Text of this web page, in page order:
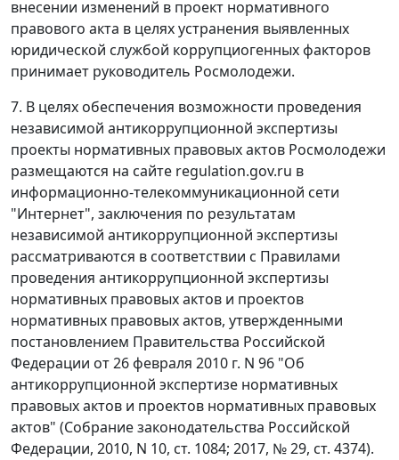
внесении изменений в проект нормативного
правового акта в целях устранения выявленных
юридической службой коррупциогенных факторов
принимает руководитель Росмолодежи.
7. В целях обеспечения возможности проведения
независимой антикоррупционной экспертизы
проекты нормативных правовых актов Росмолодежи
размещаются на сайте regulation.gov.ru в
информационно-телекоммуникационной сети
"Интернет", заключения по результатам
независимой антикоррупционной экспертизы
рассматриваются в соответствии с Правилами
проведения антикоррупционной экспертизы
нормативных правовых актов и проектов
нормативных правовых актов, утвержденными
постановлением Правительства Российской
Федерации от 26 февраля 2010 г. N 96 "Об
антикоррупционной экспертизе нормативных
правовых актов и проектов нормативных правовых
актов" (Собрание законодательства Российской
Федерации, 2010, N 10, ст. 1084; 2017, № 29, ст. 4374).